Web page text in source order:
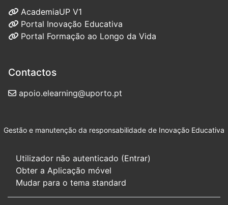
AcademiaUP V1
Portal Inovação Educativa
Portal Formação ao Longo da Vida
Contactos
apoio.elearning@uporto.pt
Gestão e manutenção da responsabilidade de Inovação Educativa
Utilizador não autenticado (Entrar)
Obter a Aplicação móvel
Mudar para o tema standard